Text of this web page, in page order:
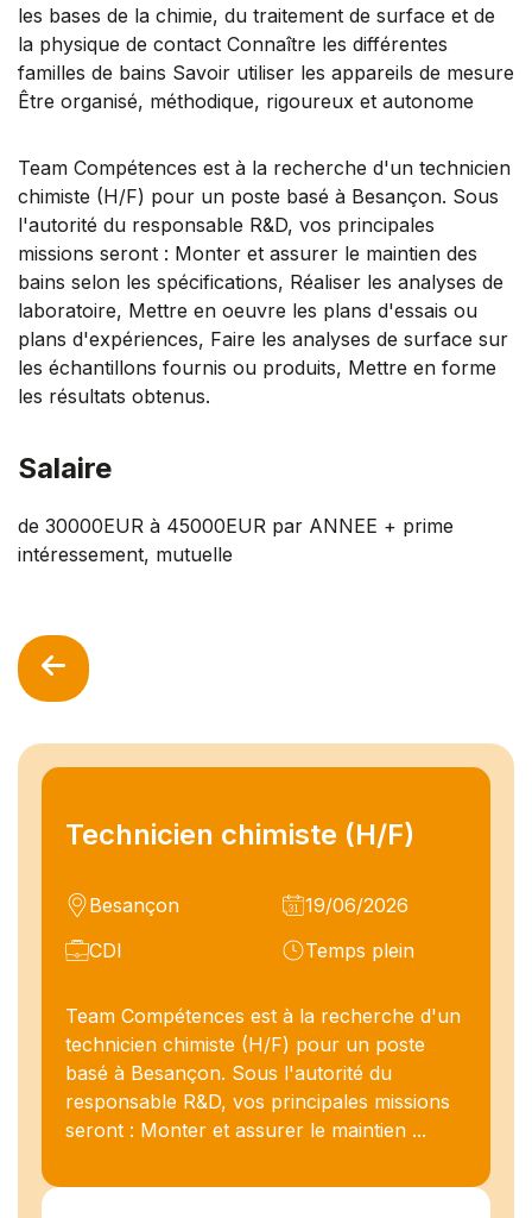
Technicien chimiste (H/F)
Besançon
19/06/2026
CDI
Temps plein
Team Compétences est à la recherche d'un
technicien chimiste (H/F) pour un poste
basé à Besançon. Sous l'autorité du
responsable R&D, vos principales missions
seront : Monter et assurer le maintien ...
les bases de la chimie, du traitement de surface et de
la physique de contact Connaître les différentes
familles de bains Savoir utiliser les appareils de mesure
Être organisé, méthodique, rigoureux et autonome
Team Compétences est à la recherche d'un technicien
chimiste (H/F) pour un poste basé à Besançon. Sous
l'autorité du responsable R&D, vos principales
missions seront : Monter et assurer le maintien des
bains selon les spécifications, Réaliser les analyses de
laboratoire, Mettre en oeuvre les plans d'essais ou
plans d'expériences, Faire les analyses de surface sur
les échantillons fournis ou produits, Mettre en forme
les résultats obtenus.
Salaire
de 30000EUR à 45000EUR par ANNEE + prime
intéressement, mutuelle